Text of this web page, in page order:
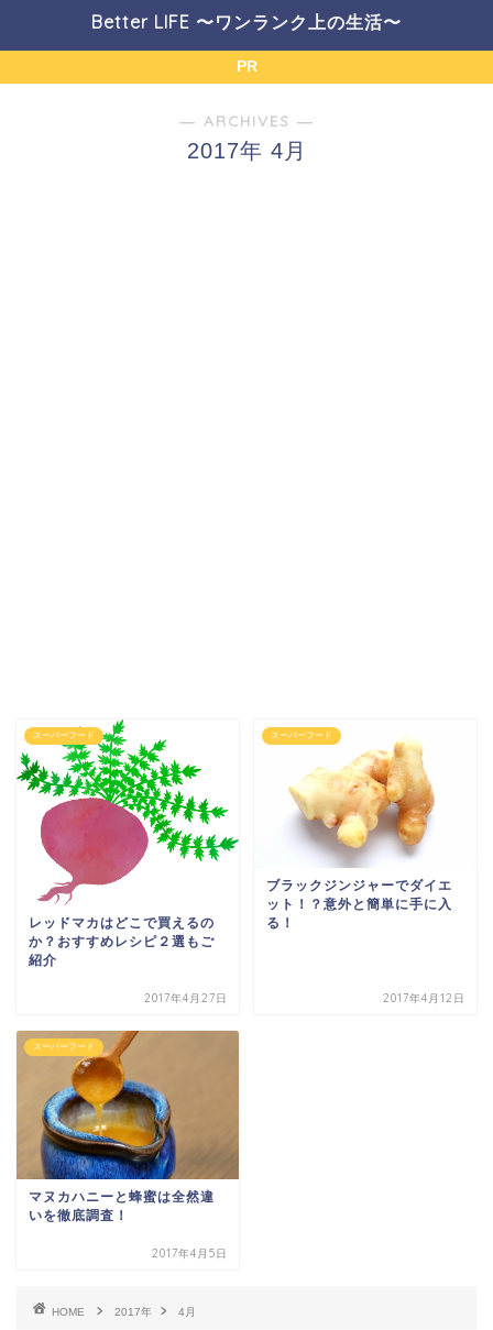
Better LIFE 〜ワンランク上の生活〜
PR
― ARCHIVES ―
2017年 4月
スーパーフード
レッドマカはどこで買えるの
か？おすすめレシピ２選もご
紹介
2017年4月27日
スーパーフード
ブラックジンジャーでダイエ
ット！？意外と簡単に手に入
る！
2017年4月12日
スーパーフード
マヌカハニーと蜂蜜は全然違
いを徹底調査！
2017年4月5日
HOME 2017年 4月